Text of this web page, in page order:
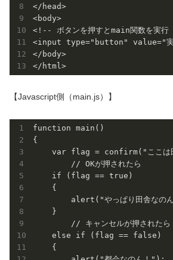
</head>
<body>
<!-- ボタンを押すとmain関数を実
<input type="button" value="
</body>
【Javascript側（main.js）】
function main()
{
var flag = confirm("ここは
    if (flag == true)
    {
alert("やっぱり田舎なの
    }
    else if (flag == false)
    {